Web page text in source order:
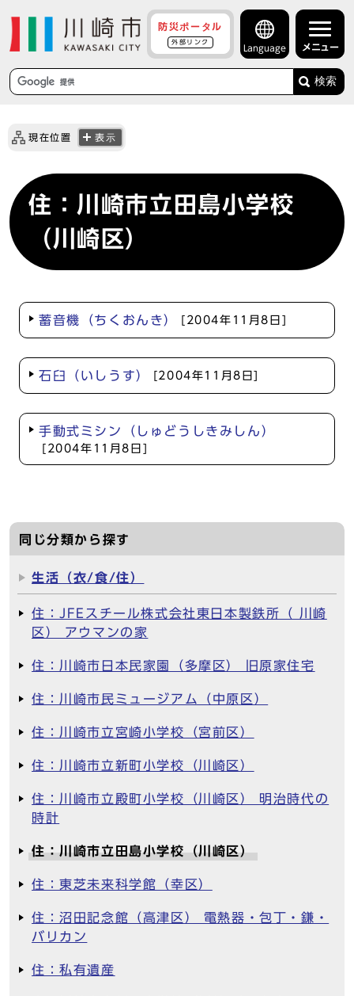
防災ポータル
外部リンク
Language メニュー
検索
現在位置 表示
住：川崎市立田島小学校
（川崎区）
蓄音機（ちくおんき） [2004年11月8日]
石臼（いしうす） [2004年11月8日]
手動式ミシン（しゅどうしきみしん）
[2004年11月8日]
同じ分類から探す
生活（衣/食/住）
住：JFEスチール株式会社東日本製鉄所（ 川崎
区） アウマンの家
住：川崎市日本民家園（多摩区） 旧原家住宅
住：川崎市民ミュージアム（中原区）
住：川崎市立宮崎小学校（宮前区）
住：川崎市立新町小学校（川崎区）
住：川崎市立殿町小学校（川崎区） 明治時代の
時計
住：川崎市立田島小学校（川崎区）
住：東芝未来科学館（幸区）
住：沼田記念館（高津区） 電熱器・包丁・鎌・
バリカン
住：私有遺産